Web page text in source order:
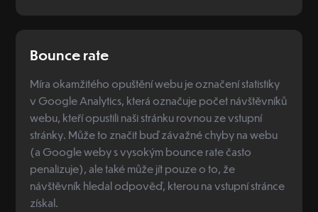
Bounce rate
Míra okamžitého opuštění webu je označení statistiky
v Google Analytics, která označuje počet návštěvníků
webu, kteří opustili naši stránku rovnou ze vstupní
stránky. Může to značit buď závažné chyby na webu
(a Google weby s vysokým bounce rate často
penalizuje), ale také může jít pouze o to, že
návštěvník hledal odpověď, kterou na vstupní stránce
získal.